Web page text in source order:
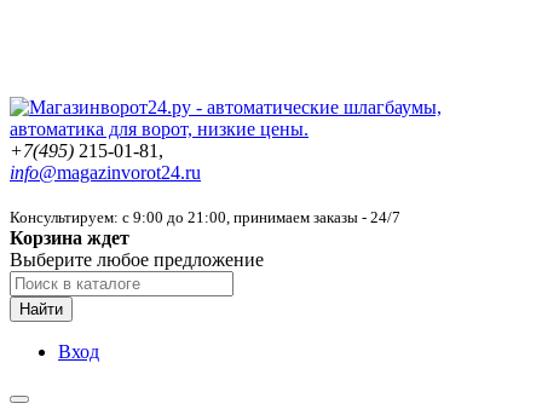
+7(495) 215-01-81,
info@magazinvorot24.ru
Консультируем: с 9:00 до 21:00, принимаем заказы - 24/7
Корзина ждет
Выберите любое предложение
Найти
Вход